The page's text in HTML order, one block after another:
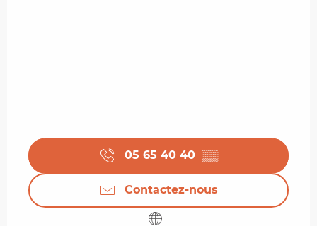
05 65 40 40 ▒▒
Contactez-nous